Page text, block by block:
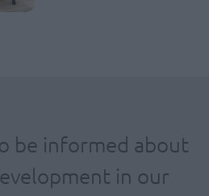
be informed about
in our